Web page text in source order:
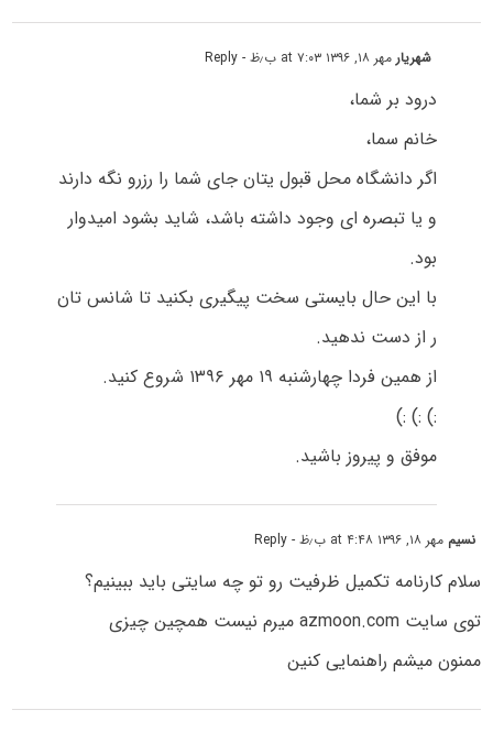
شهریارمهر ۱۸, ۱۳۹۶ at ۷:۰۳ ب٫ظ - Reply
درود بر شما،
خانم سما،
اگر دانشگاه محل قبول یتان جای شما را رزرو نگه دارند
و یا تبصره ای وجود داشته باشد، شاید بشود امیدوار
بود.
با این حال بایستی سخت پیگیری بکنید تا شانس تان
ر از دست ندهید.
از همین فردا چهارشنبه ۱۹ مهر ۱۳۹۶ شروع کنید.
:) :) :)
موفق و پیروز باشید.
نسیم مهر ۱۸, ۱۳۹۶ at ۴:۴۸ ب٫ظ - Reply
سلام کارنامه تکمیل ظرفیت رو تو چه سایتی باید ببینیم؟
توی سایت azmoon.com میرم نیست همچین چیزی
ممنون میشم راهنمایی کنین